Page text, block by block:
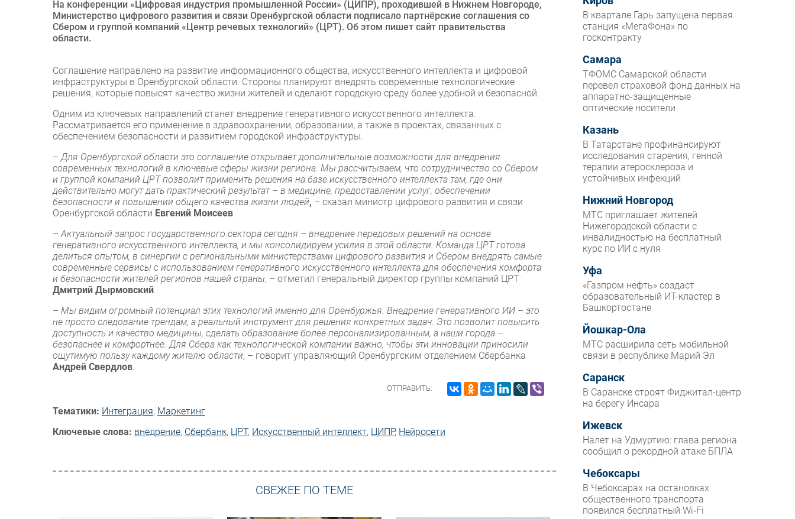
Мобильная связь
Фиксированная связь
Рынок ПК
Outsourcing
CIO/Управление ИТ
Проекты
IT класс
Тестовый стенд
Каталог компаний
На конференции «Цифровая индустрия промышленной России» (ЦИПР), проходившей в Нижнем Новгороде,
Министерство цифрового развития и связи Оренбургской области подписало партнёрские соглашения со
Сбером и группой компаний «Центр речевых технологий» (ЦРТ). Об этом пишет сайт правительства
области.
Соглашение направлено на развитие информационного общества, искусственного интеллекта и цифровой
инфраструктуры в Оренбургской области. Стороны планируют внедрять современные технологические
решения, которые повысят качество жизни жителей и сделают городскую среду более удобной и безопасной.
Одним из ключевых направлений станет внедрение генеративного искусственного интеллекта.
Рассматривается его применение в здравоохранении, образовании, а также в проектах, связанных с
обеспечением безопасности и развитием городской инфраструктуры.
–Для Оренбургской области это соглашение открывает дополнительные возможности для внедрения
современных технологий в ключевые сферы жизни региона. Мы рассчитываем, что сотрудничество со Сбером
и группой компаний ЦРТ позволит применить решения на базе искусственного интеллекта там, где они
действительно могут дать практический результат – в медицине, предоставлении услуг, обеспечении
безопасности и повышении общего качества жизни людей, – сказал министр цифрового развития и связи
Оренбургской области Евгений Моисеев.
– Актуальный запрос государственного сектора сегодня – внедрение передовых решений на основе
генеративного искусственного интеллекта, и мы консолидируем усилия в этой области. Команда ЦРТ готова
делиться опытом, в синергии с региональными министерствами цифрового развития и Сбером внедрять самые
современные сервисы с использованием генеративного искусственного интеллекта для обеспечения комфорта
и безопасности жителей регионов нашей страны, – отметил генеральный директор группы компаний ЦРТ
Дмитрий Дырмовский.
– Мы видим огромный потенциал этих технологий именно для Оренбуржья. Внедрение генеративного ИИ – это
не просто следование трендам, а реальный инструмент для решения конкретных задач. Это позволит повысить
доступность и качество медицины, сделать образование более персонализированным, а наши города –
безопаснее и комфортнее. Для Сбера как технологической компании важно, чтобы эти инновации приносили
ощутимую пользу каждому жителю области, – говорит управляющий Оренбургским отделением Сбербанка
Андрей Свердлов.
ОТПРАВИТЬ:
Тематики: Интеграция, Маркетинг
Ключевые слова: внедрение, Сбербанк, ЦРТ, Искусственный интеллект, ЦИПР, Нейросети
СВЕЖЕЕ ПО ТЕМЕ
В квартале Гарь запущена первая
станция «МегаФона» по
госконтракту
Самара
ТФОМС Самарской области
перевел страховой фонд данных на
аппаратно-защищенные
оптические носители
Казань
В Татарстане профинансируют
исследования старения, генной
терапии атеросклероза и
устойчивых инфекций
Нижний Новгород
МТС приглашает жителей
Нижегородской области с
инвалидностью на бесплатный
курс по ИИ с нуля
Уфа
«Газпром нефть» создаст
образовательный ИТ-кластер в
Башкортостане
Йошкар-Ола
МТС расширила сеть мобильной
связи в республике Марий Эл
Саранск
В Саранске строят Фиджитал-центр
на берегу Инсара
Ижевск
Налет на Удмуртию: глава региона
сообщил о рекордной атаке БПЛА
Чебоксары
В Чебоксарах на остановках
общественного транспорта
появился бесплатный Wi‑Fi